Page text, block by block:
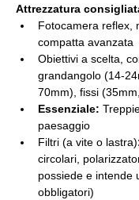
Attrezzatura
Fotocamera reflex,
compatta avanzata
Obiettivi a scelta,
grandangolo (14-
70mm), fissi
Essenziale:
paesaggio
Filtri (a vite o lastra)
circolari,
possiede e intende
obbligatori)